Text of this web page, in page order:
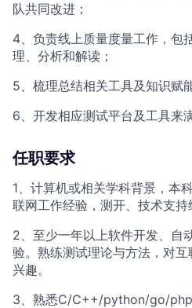
队共同改进；
4、负责线上质量度量工作，包
理、分析和解读；
5、梳理总结相关工具及知识赋
6、开发相应测试平台及工具来
任职要求
1、计算机或相关学科背景，本
联网工作经验，测开、技术支持
2、至少一年以上软件开发、自
验。熟练测试理论与方法，对
兴趣。
3、熟悉C/C++/python/go/php